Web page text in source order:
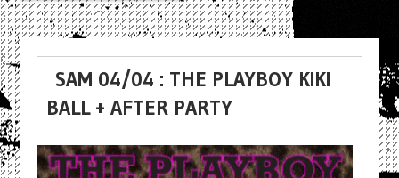
SAM 04/04 : THE PLAYBOY KIKI
BALL + AFTER PARTY